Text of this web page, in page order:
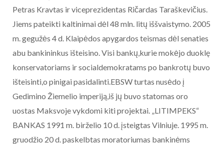
Petras Kravtas ir viceprezidentas Ričardas Taraškevičius.
Jiems pateikti kaltinimai dėl 48 mln. litų iššvaistymo. 2005
m. gegužės 4 d. Klaipėdos apygardos teismas dėl senaties
abu bankininkus išteisino. Visi bankų,kurie mokėjo duoklę
konservatoriams ir socialdemokratams po bankrotų buvo
išteisinti,o pinigai pasidalinti.EBSW turtas nusėdo į
Gedimino Žiemelio imperiją,iš jų buvo statomas oro
uostas Maksvoje vykdomi kiti projektai. „LITIMPEKS“
BANKAS 1991 m. birželio 10 d. įsteigtas Vilniuje. 1995 m.
gruodžio 20 d. paskelbtas moratoriumas bankinėms